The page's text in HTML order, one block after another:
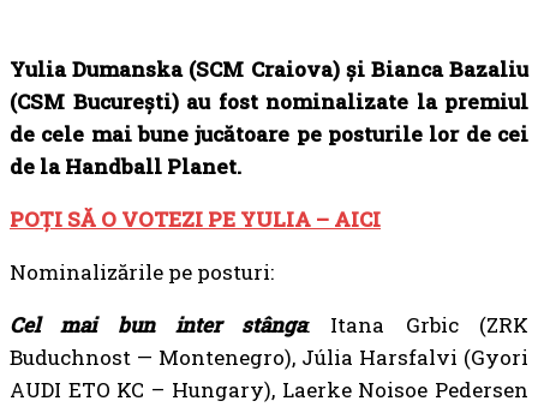
Yulia Dumanska (SCM Craiova) și Bianca Bazaliu
(CSM București) au fost nominalizate la premiul
de cele mai bune jucătoare pe posturile lor de cei
de la Handball Planet.
POȚI SĂ O VOTEZI PE YULIA – AICI
Nominalizările pe posturi:
Cel mai bun inter stânga: Itana Grbic (ZRK
Buduchnost — Montenegro), Júlia Harsfalvi (Gyori
AUDI ETO KC – Hungary), Laerke Noisoe Pedersen